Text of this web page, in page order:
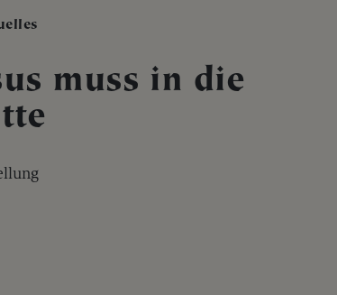
muss in die